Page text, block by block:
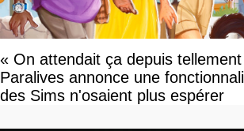
« On attendait ça depuis
Paralives annonce une
des Sims n'osaient plus espérer